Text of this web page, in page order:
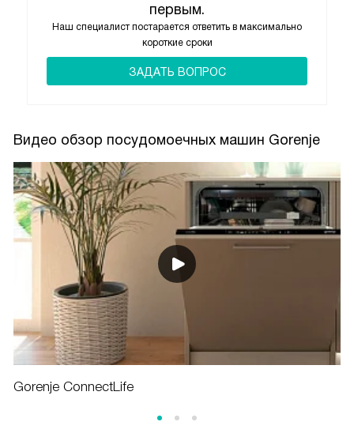
первым.
Наш специалист постарается ответить в максимально
короткие сроки
ЗАДАТЬ ВОПРОС
Видео обзор посудомоечных машин Gorenje
Gorenje ConnectLife